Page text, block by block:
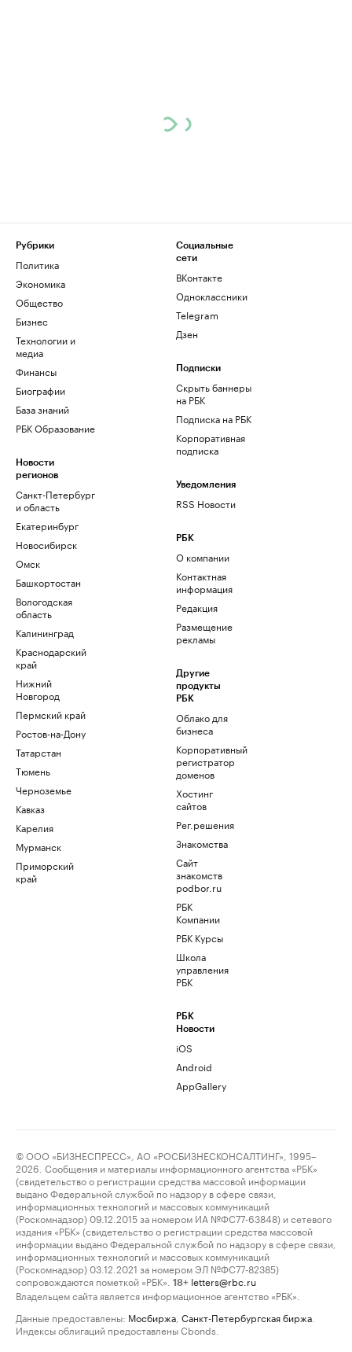
Рубрики
Политика
Экономика
Общество
Бизнес
Технологии и
медиа
Финансы
Биографии
База знаний
РБК Образование
Новости
регионов
Санкт-Петербург
и область
Екатеринбург
Новосибирск
Омск
Башкортостан
Вологодская
область
Калининград
Краснодарский
край
Нижний
Новгород
Пермский край
Ростов-на-Дону
Татарстан
Тюмень
Черноземье
Кавказ
Карелия
Мурманск
Приморский
край
Социальные
сети
ВКонтакте
Одноклассники
Telegram
Дзен
Подписки
Скрыть баннеры
на РБК
Подписка на РБК
Корпоративная
подписка
Уведомления
RSS Новости
РБК
О компании
Контактная
информация
Редакция
Размещение
рекламы
Другие
продукты
РБК
Облако для
бизнеса
Корпоративный
регистратор
доменов
Хостинг
сайтов
Рег.решения
Знакомства
Сайт
знакомств
podbor.ru
РБК
Компании
РБК Курсы
Школа
управления
РБК
РБК
Новости
iOS
Android
AppGallery
© ООО «БИЗНЕСПРЕСС», АО «РОСБИЗНЕСКОНСАЛТИНГ», 1995–
2026. Сообщения и материалы информационного агентства «РБК»
(свидетельство о регистрации средства массовой информации
выдано Федеральной службой по надзору в сфере связи,
информационных технологий и массовых коммуникаций
(Роскомнадзор) 09.12.2015 за номером ИА №ФС77-63848) и сетевого
издания «РБК» (свидетельство о регистрации средства массовой
информации выдано Федеральной службой по надзору в сфере связи,
информационных технологий и массовых коммуникаций
(Роскомнадзор) 03.12.2021 за номером ЭЛ №ФС77-82385)
сопровождаются пометкой «РБК».
18+ letters@rbc.ru
Владельцем сайта является информационное агентство «РБК».
Данные предоставлены: Мосбиржа Санкт-Петербургская биржа
Индексы облигаций предоставлены Cbonds.